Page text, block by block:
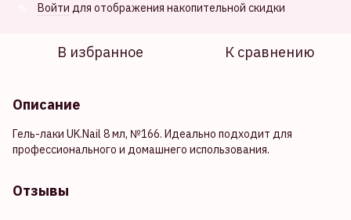
Войти для отображения накопительной скидки
В избранное К сравнению
Описание
Гель-лаки UK.Nail 8 мл, №166. Идеально подходит для
профессионального и домашнего использования.
Отзывы